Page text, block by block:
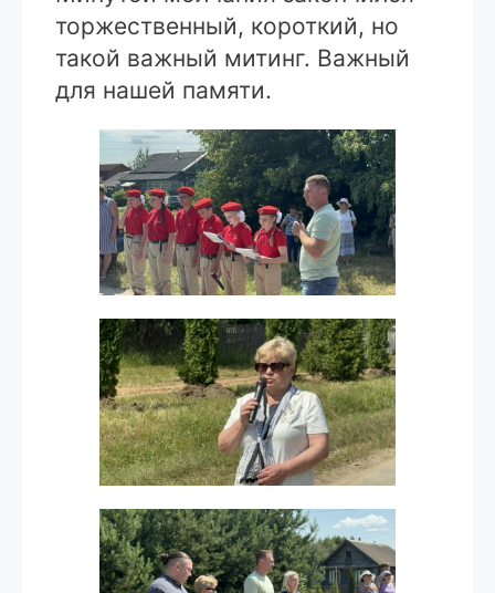
торжественный, короткий, но
такой важный митинг. Важный
для нашей памяти.